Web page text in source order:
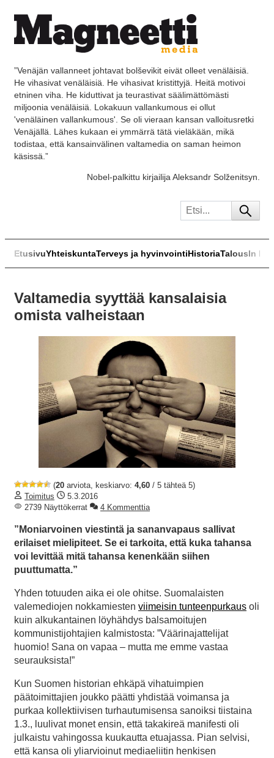
”Venäjän vallanneet johtavat bolševikit eivät olleet venäläisiä.
He vihasivat venäläisiä. He vihasivat kristittyjä. Heitä motivoi
etninen viha. He kiduttivat ja teurastivat säälimättömästi
miljoonia venäläisiä. Lokakuun vallankumous ei ollut
'venäläinen vallankumous'. Se oli vieraan kansan valloitusretki
Venäjällä. Lähes kukaan ei ymmärrä tätä vieläkään, mikä
todistaa, että kansainvälinen valtamedia on saman heimon
käsissä.”
Nobel-palkittu kirjailija Aleksandr Solženitsyn.
EtusivuYhteiskuntaTerveys ja hyvinvointiHistoriaTalousIn
Valtamedia syyttää kansalaisia
omista valheistaan
(20 arviota, keskiarvo: 4,60 / 5 tähteä 5)
Toimitus
5.3.2016
2739 Näyttökerrat
4 Kommenttia
”Moniarvoinen viestintä ja sananvapaus sallivat
erilaiset mielipiteet. Se ei tarkoita, että kuka tahansa
voi levittää mitä tahansa kenenkään siihen
puuttumatta.”
Yhden totuuden aika ei ole ohitse. Suomalaisten
valemediojen nokkamiesten viimeisin tunteenpurkaus oli
kuin alkukantainen löyhähdys balsamoitujen
kommunistijohtajien kalmistosta: ”Väärinajattelijat
huomio! Sana on vapaa – mutta me emme vastaa
seurauksista!”
Kun Suomen historian ehkäpä vihatuimpien
päätoimittajien joukko päätti yhdistää voimansa ja
purkaa kollektiivisen turhautumisensa sanoiksi tiistaina
1.3., luulivat monet ensin, että takakireä manifesti oli
julkaistu vahingossa kuukautta etuajassa. Pian selvisi,
että kansa oli yliarvioinut mediaeliitin henkisen